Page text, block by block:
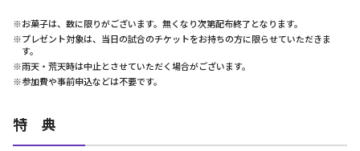
※お菓子は、数に限りがございます。無くなり次第配布終了となります。
※プレゼント対象は、当日の試合のチケットをお持ちの方に限らせていただきま
す。
※雨天・荒天時は中止とさせていただく場合がございます。
※参加費や事前申込などは不要です。
特 典